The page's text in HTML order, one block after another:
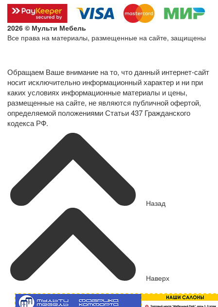
2026 © Мульти Мебель
Все права на материалы, размещенные на сайте, защищены
Обращаем Ваше внимание на то, что данный интернет-сайт
носит исключительно информационный характер и ни при
каких условиях информационные материалы и цены,
размещенные на сайте, не являются публичной офертой,
определяемой положениями Статьи 437 Гражданского
кодекса РФ.
Назад
Наверх